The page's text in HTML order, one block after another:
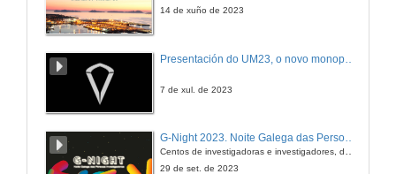
14 de xuño de 2023
7 de xul. de 2023
G-Night 2023. Noite Galega das Persoas Investigadoras. Conciencias creativas
29 de set. de 2023